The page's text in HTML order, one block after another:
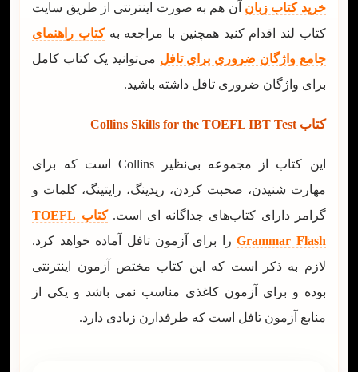
خرید کتاب زبان آن هم به صورت اینترنتی از طریق سایت
کتاب لند اقدام کنید همچنین با مراجعه بهکتاب راهنمای
جامع واژگان ضروری برای تافل می‌توانید یک کتاب کامل
برای واژگان ضروری تافل داشته باشید.
کتاب Collins Skills for the TOEFL IBT Test
این کتاب از مجموعه بی‌نظیر Collins است که برای
مهارت شنیدن، صحبت کردن، ریدینگ، رایتینگ، کلمات و
گرامر دارای کتاب‌های جداگانه ای است.
کتاب TOEFL
Grammar Flashرا برای آزمون تافل آماده خواهد کرد.
لازم به ذکر است که این کتاب مختص آزمون اینترنتی
بوده و برای آزمون کاغذی مناسب نمی باشد و یکی از
منابع آزمون تافل است که طرفدارن زیادی دارد.